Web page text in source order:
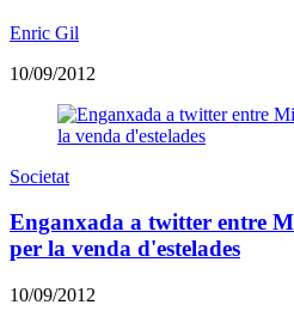
Enric Gil
10/09/2012
Societat
Enganxada a twitter entre
per la venda d'estelades
10/09/2012